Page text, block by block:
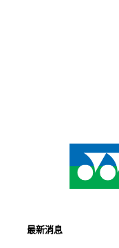
最新消息